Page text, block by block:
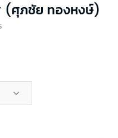
ศุภชัย ทองหงษ์)